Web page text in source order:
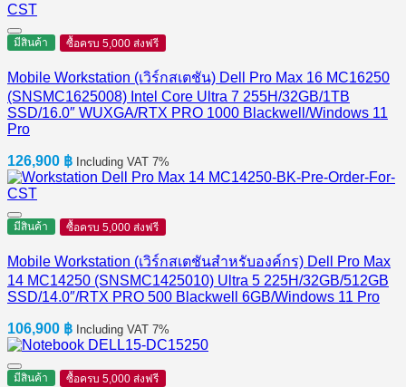
มีสินค้า ซื้อครบ 5,000 ส่งฟรี
Mobile Workstation (เวิร์กสเตชัน) Dell Pro Max 16 MC16250
(SNSMC1625008) Intel Core Ultra 7 255H/32GB/1TB
SSD/16.0″ WUXGA/RTX PRO 1000 Blackwell/Windows 11
Pro
126,900 ฿ Including VAT 7%
มีสินค้า ซื้อครบ 5,000 ส่งฟรี
Mobile Workstation (เวิร์กสเตชันสำหรับองค์กร) Dell Pro Max
14 MC14250 (SNSMC1425010) Ultra 5 225H/32GB/512GB
SSD/14.0″/RTX PRO 500 Blackwell 6GB/Windows 11 Pro
106,900 ฿ Including VAT 7%
มีสินค้า ซื้อครบ 5,000 ส่งฟรี